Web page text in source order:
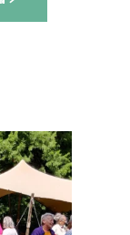
op school
ons